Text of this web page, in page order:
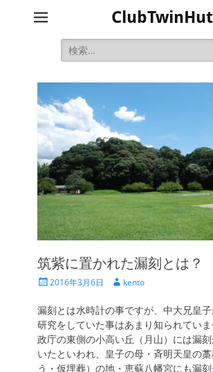
ClubTwinHut
検
索:
筑紫に置かれた漏刻とは？
投
日
2016年3月6日
投
者
kento
漏刻とは水時計の事ですが、中大兄皇
研究をしていた事はあまり知られてい
政庁の東側の小高い丘（月山）には漏
いたといわれ、皇子の母・斉明天皇の
う・仮埋葬）の地・恵蘇八幡宮にも漏